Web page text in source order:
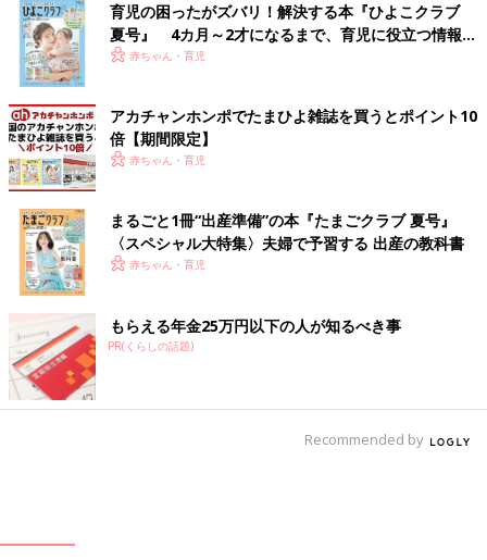
育児の困ったがズバリ！解決する本『ひよこクラブ
夏号』 4カ月～2才になるまで、育児に役立つ情報が
いっぱい！
赤ちゃん・育児
アカチャンホンポでたまひよ雑誌を買うとポイント10
倍【期間限定】
赤ちゃん・育児
まるごと1冊“出産準備”の本『たまごクラブ 夏号』
〈スペシャル大特集〉夫婦で予習する 出産の教科書
赤ちゃん・育児
もらえる年金25万円以下の人が知るべき事
PR(くらしの話題)
Recommended by